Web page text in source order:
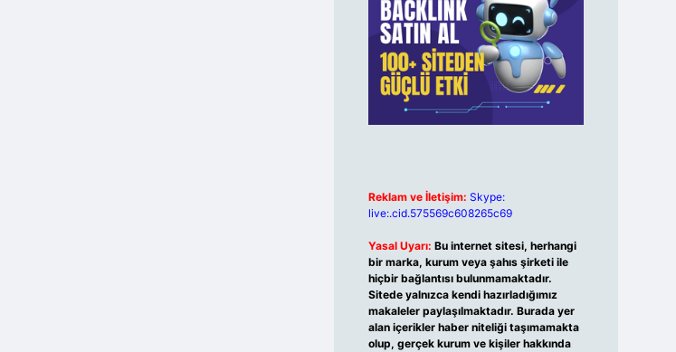
Reklam ve İletişim: Skype:
live:.cid.575569c608265c69
Yasal Uyarı: Bu internet sitesi, herhangi
bir marka, kurum veya şahıs şirketi ile
hiçbir bağlantısı bulunmamaktadır.
Sitede yalnızca kendi hazırladığımız
makaleler paylaşılmaktadır. Burada yer
alan içerikler haber niteliği taşımamakta
olup, gerçek kurum ve kişiler hakkında